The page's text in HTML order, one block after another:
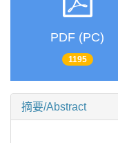
PDF (PC)
1195
摘要/Abstract